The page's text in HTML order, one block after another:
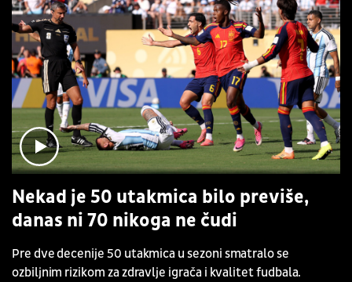
Nekad je 50 utakmica bilo previše,
danas ni 70 nikoga ne čudi
Pre dve decenije 50 utakmica u sezoni smatralo se
ozbiljnim rizikom za zdravlje igrača i kvalitet fudbala.